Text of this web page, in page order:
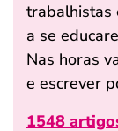
trabalhistas
a se
Nas horas
e escrever
1548